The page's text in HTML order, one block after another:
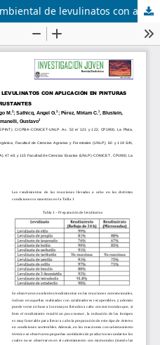
Síntesis de bajo impacto ambiental de levulinatos con aplicación en pinturas antiincrustantes